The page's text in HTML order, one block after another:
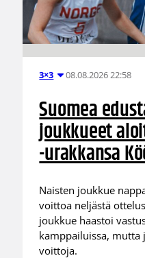
3×3 08.08.2026 22:58
Suomea
joukkueet
-urakkansa
Naisten joukkue
voittoa neljästä
joukkue haastoi
kamppailuissa, mutta
voittoja.